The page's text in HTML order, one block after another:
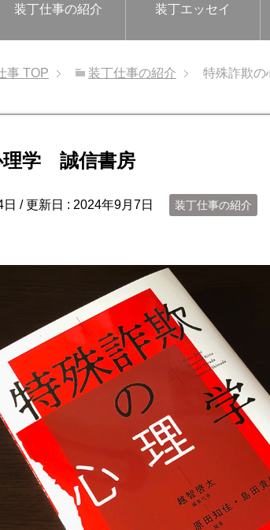
装丁仕事の紹介 装丁エッセイ
事 TOP 装丁仕事の紹介 特殊詐欺
理学 誠信書房
/ 更新日 : 2024年9月7日 装丁仕事の紹介